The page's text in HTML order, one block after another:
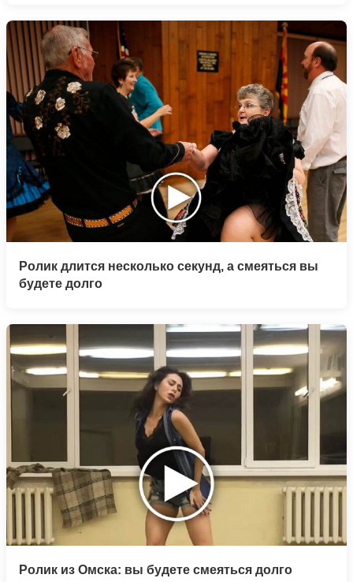
Ролик длится несколько секунд, а смеяться вы
будете долго
Ролик из Омска: вы будете смеяться долго